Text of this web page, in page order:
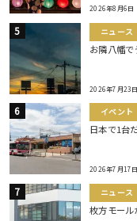
2026年8月6日
ニュース
お隣八幡で
2026年7月23日
イベント
日本で1台
2026年7月17日
ニュース
枚方モー